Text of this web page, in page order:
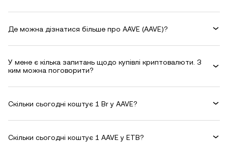
Де можна дізнатися більше про AAVE (AAVE)?
У мене є кілька запитань щодо купівлі криптовалюти. З
ким можна поговорити?
Скільки сьогодні коштує 1 Br у AAVE?
Скільки сьогодні коштує 1 AAVE у ETB?